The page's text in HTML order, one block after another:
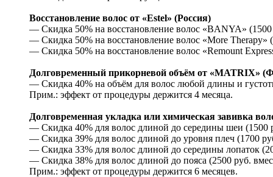
Восстановление волос от «Estel» (Россия)
— Скидка 50% на восстановление волос «BANYA» (1500
— Скидка 50% на восстановление волос «More Therapy»
— Скидка 50% на восстановление волос «Remount
Долговременный прикорневой объём от «MATRIX»
— Скидка 40% на объём для волос любой длины и
Прим.: эффект от процедуры держится 4 месяца.
Долговременная укладка или химическая завивка
— Скидка 40% для волос длиной до середины шеи (1500
— Скидка 39% для волос длиной до уровня плеч (1700
— Скидка 33% для волос длиной до середины лопаток
— Скидка 38% для волос длиной до пояса (2500 руб.
Прим.: эффект от процедуры держится 6 месяцев.